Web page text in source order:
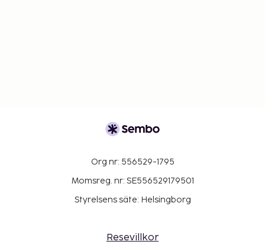
Org nr: 556529-1795
Momsreg. nr: SE556529179501
Styrelsens säte: Helsingborg
Resevillkor